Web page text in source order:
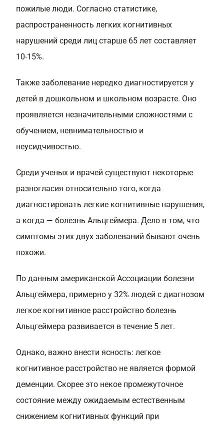
пожилые люди. Согласно статистике,
распространенность легких когнитивных
нарушений среди лиц старше 65 лет составляет
10-15%.
Также заболевание нередко диагностируется у
детей в дошкольном и школьном возрасте. Оно
проявляется незначительными сложностями с
обучением, невнимательностью и
неусидчивостью.
Среди ученых и врачей существуют некоторые
разногласия относительно того, когда
диагностировать легкие когнитивные нарушения,
а когда — болезнь Альцгеймера. Дело в том, что
симптомы этих двух заболеваний бывают очень
похожи.
По данным американской Ассоциации болезни
Альцгеймера, примерно у 32% людей с диагнозом
легкое когнитивное расстройство болезнь
Альцгеймера развивается в течение 5 лет.
Однако, важно внести ясность: легкое
когнитивное расстройство не является формой
деменции. Скорее это некое промежуточное
состояние между ожидаемым естественным
снижением когнитивных функций при